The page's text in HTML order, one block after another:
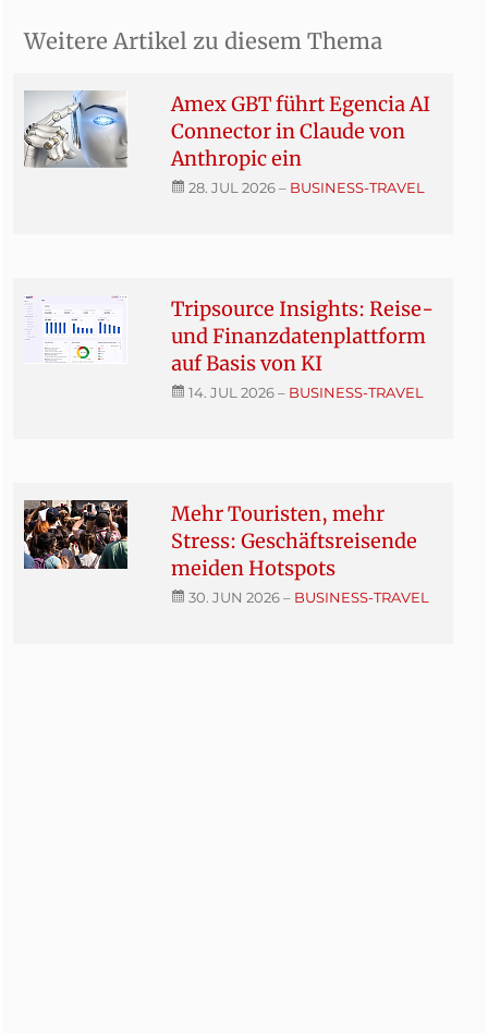
Weitere Artikel zu diesem Thema
Amex GBT führt Egencia AI
Connector in Claude von
Anthropic ein
28. JUL 2026– BUSINESS-TRAVEL
Tripsource Insights: Reise-
und Finanzdatenplattform
auf Basis von KI
14. JUL 2026– BUSINESS-TRAVEL
Mehr Touristen, mehr
Stress: Geschäftsreisende
meiden Hotspots
30. JUN 2026– BUSINESS-TRAVEL